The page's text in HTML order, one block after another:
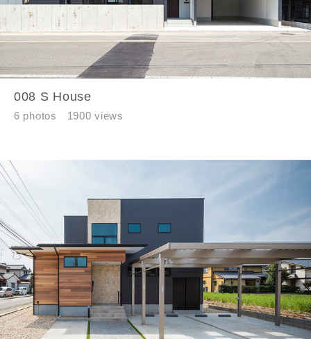
008 S House
6 photos 1900 views